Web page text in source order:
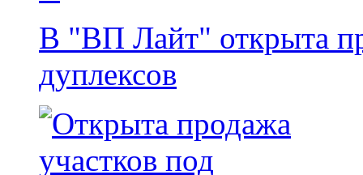
В "ВП Лайт" открыта
дуплексов